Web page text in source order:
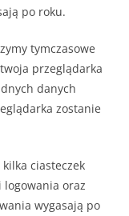
po roku.
tymczasowe
przeglądarka
danych
zostanie
ciasteczek
oraz
wygasają po